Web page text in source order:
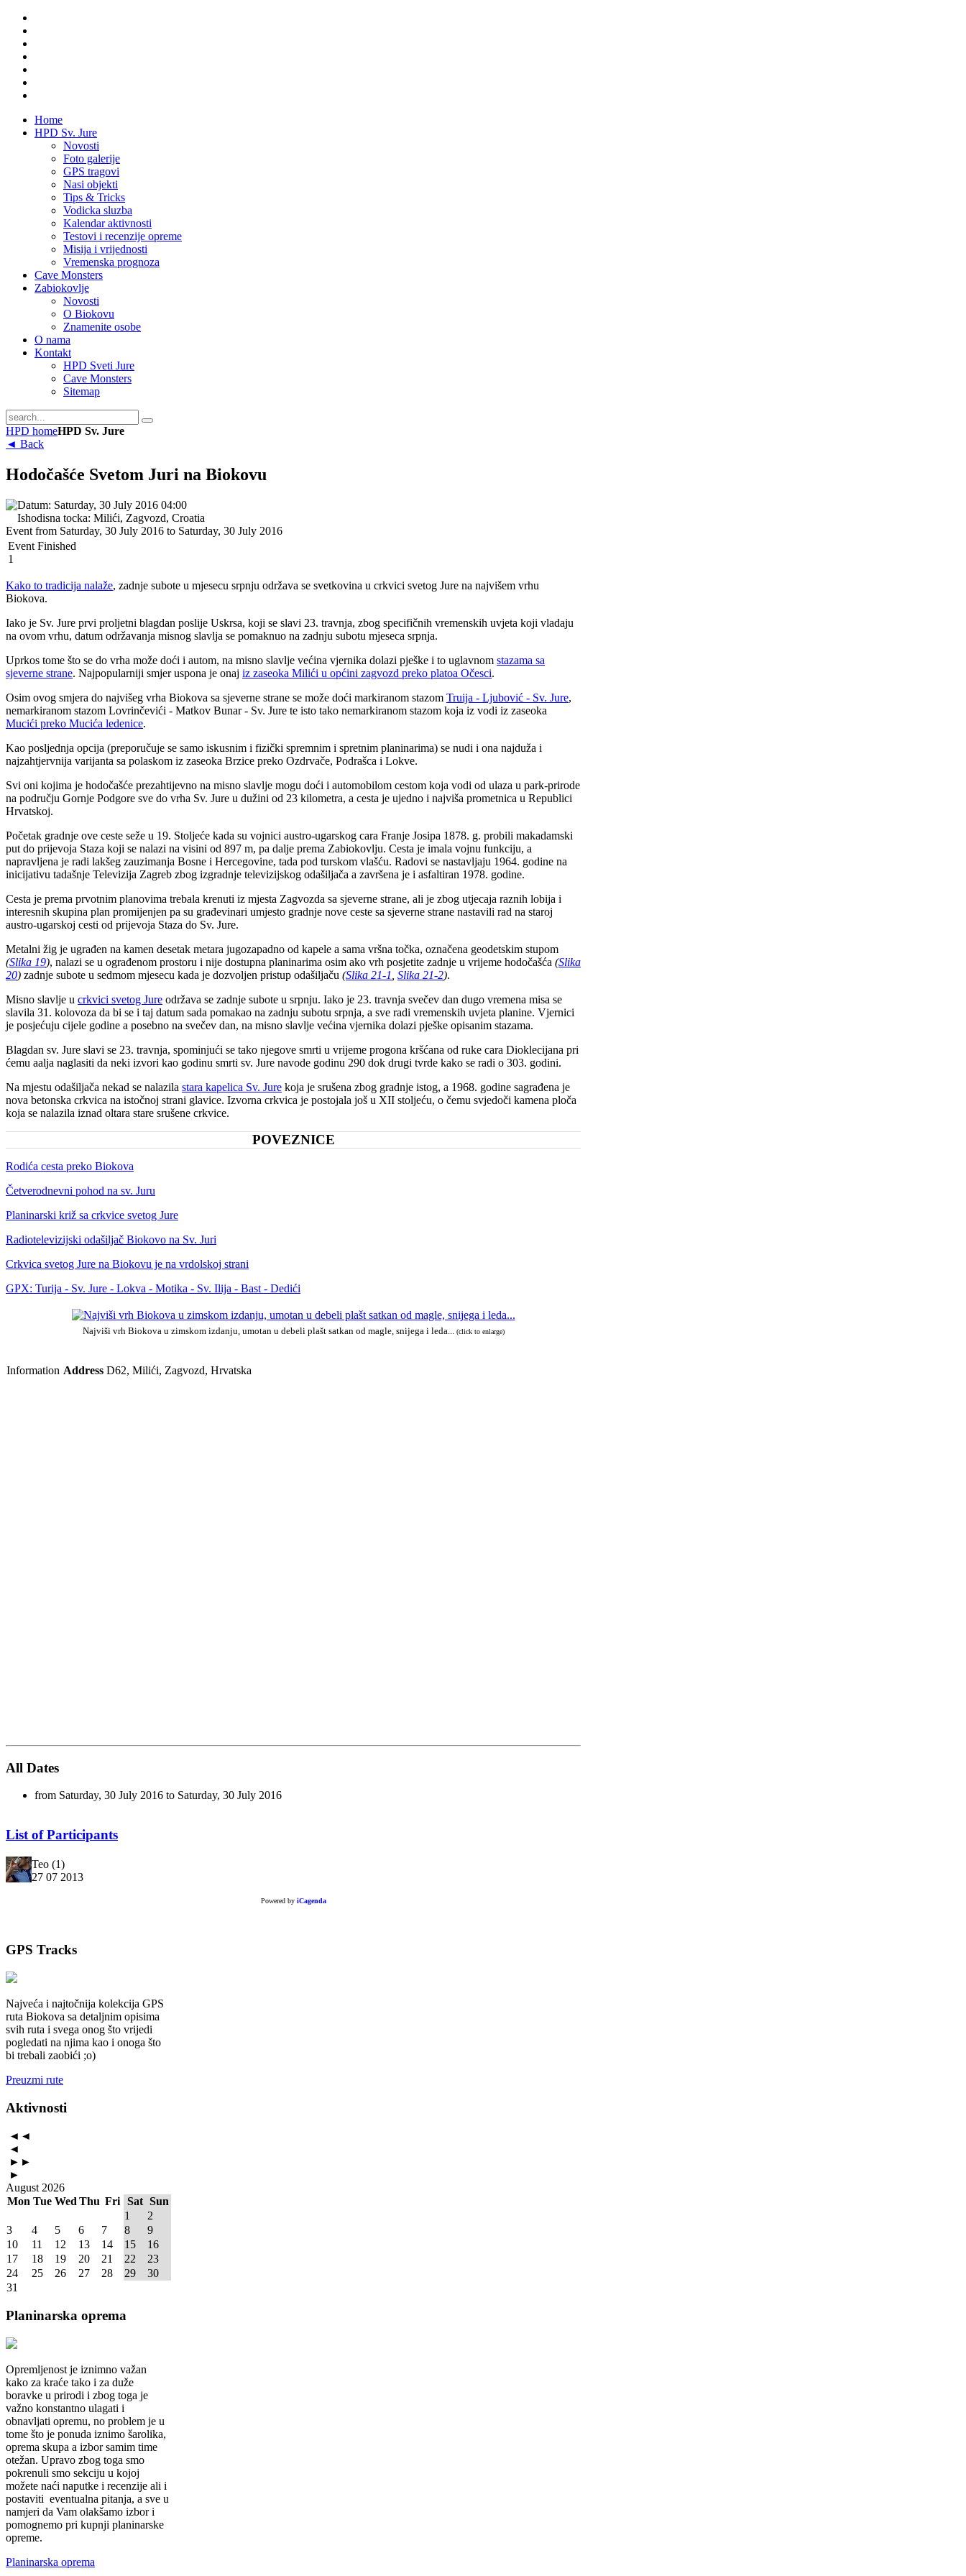
Home
HPD Sv. Jure
Novosti
Foto galerije
GPS tragovi
Nasi objekti
Tips & Tricks
Vodicka sluzba
Kalendar aktivnosti
Testovi i recenzije opreme
Misija i vrijednosti
Vremenska prognoza
Cave Monsters
Zabiokovlje
Novosti
O Biokovu
Znamenite osobe
O nama
Kontakt
HPD Sveti Jure
Cave Monsters
Sitemap
HPD homeHPD Sv. Jure
◄ Back
Hodočašće Svetom Juri na Biokovu
Datum: Saturday, 30 July 2016 04:00
Ishodisna tocka: Milići, Zagvozd, Croatia
Event from Saturday, 30 July 2016 to Saturday, 30 July 2016
Event Finished
1
Kako to tradicija nalaže, zadnje subote u mjesecu srpnju održava se svetkovina u crkvici svetog Jure na najvišem vrhu
Biokova.
Iako je Sv. Jure prvi proljetni blagdan poslije Uskrsa, koji se slavi 23. travnja, zbog specifičnih vremenskih uvjeta koji vladaju
na ovom vrhu, datum održavanja misnog slavlja se pomaknuo na zadnju subotu mjeseca srpnja.
Uprkos tome što se do vrha može doći i autom, na misno slavlje većina vjernika dolazi pješke i to uglavnom stazama sa
sjeverne strane. Najpopularniji smjer uspona je onaj iz zaseoka Milići u općini zagvozd preko platoa Očesci.
Osim ovog smjera do najvišeg vrha Biokova sa sjeverne strane se može doći markiranom stazom Truija - Ljubović - Sv. Jure,
nemarkiranom stazom Lovrinčevići - Matkov Bunar - Sv. Jure te isto tako nemarkiranom stazom koja iz vodi iz zaseoka
Mucići preko Mucića ledenice.
Kao posljednja opcija (preporučuje se samo iskusnim i fizički spremnim i spretnim planinarima) se nudi i ona najduža i
najzahtjervnija varijanta sa polaskom iz zaseoka Brzice preko Ozdrvače, Podrašca i Lokve.
Svi oni kojima je hodočašće prezahtijevno na misno slavlje mogu doći i automobilom cestom koja vodi od ulaza u park-prirode
na području Gornje Podgore sve do vrha Sv. Jure u dužini od 23 kilometra, a cesta je ujedno i najviša prometnica u Republici
Hrvatskoj.
Početak gradnje ove ceste seže u 19. Stoljeće kada su vojnici austro-ugarskog cara Franje Josipa 1878. g. probili makadamski
put do prijevoja Staza koji se nalazi na visini od 897 m, pa dalje prema Zabiokovlju. Cesta je imala vojnu funkciju, a
napravljena je radi lakšeg zauzimanja Bosne i Hercegovine, tada pod turskom vlašću. Radovi se nastavljaju 1964. godine na
inicijativu tadašnje Televizija Zagreb zbog izgradnje televizijskog odašiljača a završena je i asfaltiran 1978. godine.
Cesta je prema prvotnim planovima trebala krenuti iz mjesta Zagvozda sa sjeverne strane, ali je zbog utjecaja raznih lobija i
interesnih skupina plan promijenjen pa su građevinari umjesto gradnje nove ceste sa sjeverne strane nastavili rad na staroj
austro-ugarskoj cesti od prijevoja Staza do Sv. Jure.
Metalni žig je ugrađen na kamen desetak metara jugozapadno od kapele a sama vršna točka, označena geodetskim stupom
(Slika 19), nalazi se u ograđenom prostoru i nije dostupna planinarima osim ako vrh posjetite zadnje u vrijeme hodočašća (Slika
20) zadnje subote u sedmom mjesecu kada je dozvoljen pristup odašiljaču (Slika 21-1 Slika 21-2).
Misno slavlje u crkvici svetog Jure održava se zadnje subote u srpnju. Iako je 23. travnja svečev dan dugo vremena misa se
slavila 31. kolovoza da bi se i taj datum sada pomakao na zadnju subotu srpnja, a sve radi vremenskih uvjeta planine. Vjernici
je posjećuju cijele godine a posebno na svečev dan, na misno slavlje većina vjernika dolazi pješke opisanim stazama.
Blagdan sv. Jure slavi se 23. travnja, spominjući se tako njegove smrti u vrijeme progona kršćana od ruke cara Dioklecijana pri
ćemu aalja naglasiti da neki izvori kao godinu smrti sv. Jure navode godinu 290 dok drugi tvrde kako se radi o 303. godini.
Na mjestu odašiljača nekad se nalazila stara kapelica Sv. Jure koja je srušena zbog gradnje istog, a 1968. godine sagrađena je
nova betonska crkvica na istočnoj strani glavice. Izvorna crkvica je postojala još u XII stoljeću, o čemu svjedoči kamena ploča
koja se nalazila iznad oltara stare srušene crkvice.
POVEZNICE
Rodića cesta preko Biokova
Četverodnevni pohod na sv. Juru
Planinarski križ sa crkvice svetog Jure
Radiotelevizijski odašiljač Biokovo na Sv. Juri
Crkvica svetog Jure na Biokovu je na vrdolskoj strani
GPX: Turija - Sv. Jure - Lokva - Motika - Sv. Ilija - Bast - Dedići
Najviši vrh Biokova u zimskom izdanju, umotan u debeli plašt satkan od magle, snijega i leda... (click to enlarge)
Information Address D62, Milići, Zagvozd, Hrvatska
All Dates
from Saturday, 30 July 2016 to Saturday, 30 July 2016
List of Participants
Teo (1)
27 07 2013
Powered by iCagenda
GPS Tracks
Najveća i najtočnija kolekcija GPS
ruta Biokova sa detaljnim opisima
svih ruta i svega onog što vrijedi
pogledati na njima kao i onoga što
bi trebali zaobići ;o)
Preuzmi rute
Aktivnosti
◄◄
◄
►►
►
August 2026
Mon Tue Wed Thu Fri Sat Sun
1
2
3
4 5 6 7 8
9
10
11 12 13 14 15
16
17
18 19 20 21 22
23
24
25 26 27 28 29
30
31
Planinarska oprema
Opremljenost je iznimno važan
kako za kraće tako i za duže
boravke u prirodi i zbog toga je
važno konstantno ulagati i
obnavljati opremu, no problem je u
tome što je ponuda iznimo šarolika,
oprema skupa a izbor samim time
otežan. Upravo zbog toga smo
pokrenuli smo sekciju u kojoj
možete naći naputke i recenzije ali i
postaviti eventualna pitanja, a sve u
namjeri da Vam olakšamo izbor i
pomognemo pri kupnji planinarske
opreme.
Planinarska oprema